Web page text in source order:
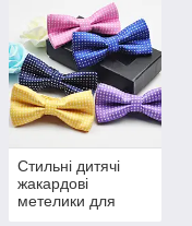
смайликами і зірочками.
Кожна метелик чекає
можна в гості або
дуже до речі.
Метелик має застібку,
використанням, також
дитини.
Стильні дитячі
жакардові
метелики для